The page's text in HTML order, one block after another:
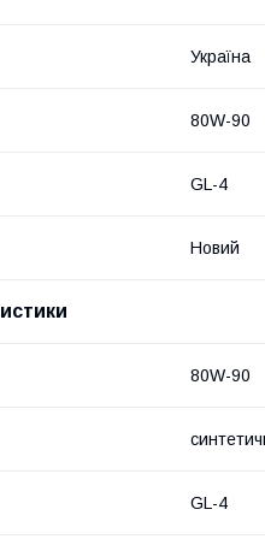
Україна
80W-90
GL-4
Новий
80W-90
GL-4